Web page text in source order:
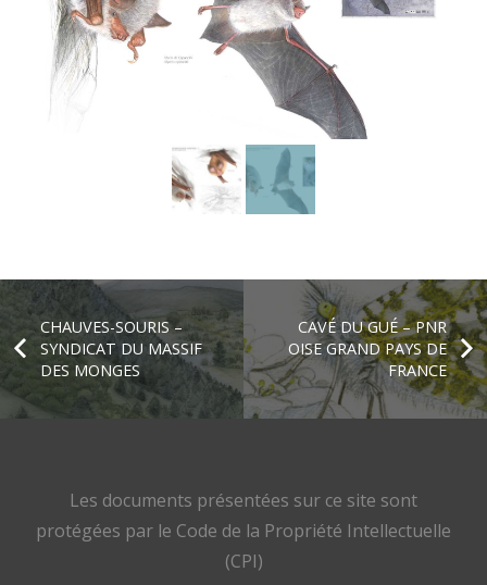
CHAUVES-SOURIS –
SYNDICAT DU MASSIF
DES MONGES
CAVÉ DU GUÉ – PNR
OISE GRAND PAYS DE
FRANCE
Les documents présentées sur ce site sont
protégées par le Code de la Propriété Intellectuelle
(CPI)